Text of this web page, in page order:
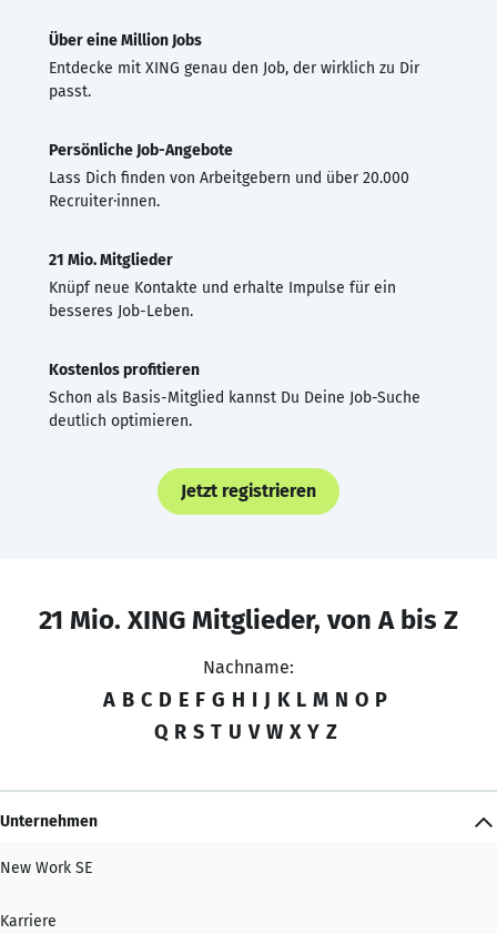
Über eine Million Jobs
Entdecke mit XING genau den Job, der wirklich zu Dir
passt.
Persönliche Job-Angebote
Lass Dich finden von Arbeitgebern und über 20.000
Recruiter·innen.
21 Mio. Mitglieder
Knüpf neue Kontakte und erhalte Impulse für ein
besseres Job-Leben.
Kostenlos profitieren
Schon als Basis-Mitglied kannst Du Deine Job-Suche
deutlich optimieren.
Jetzt registrieren
21 Mio. XING Mitglieder, von A bis Z
Nachname:
A B C D E F G H I J K L M N O P
Q R S T U V W X Y Z
Unternehmen
New Work SE
Karriere